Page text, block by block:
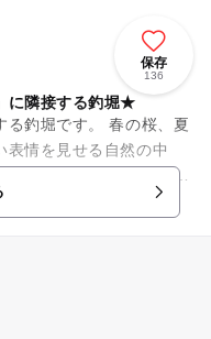
保存
136
に隣接する釣堀★
る釣堀です。 春の桜、夏
表情を見せる自然の中